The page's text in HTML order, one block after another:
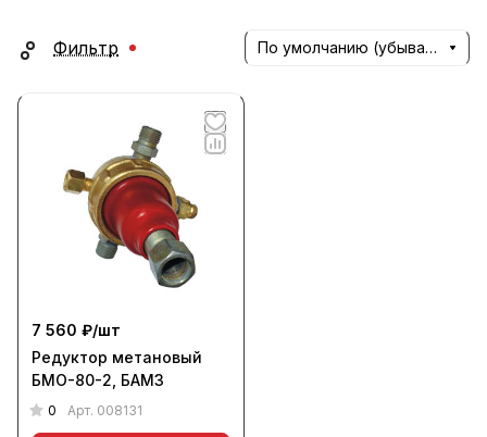
Фильтр По умолчанию (убывание)
7 560 ₽/шт
Редуктор метановый
БМО-80-2, БАМЗ
0 Арт. 008131